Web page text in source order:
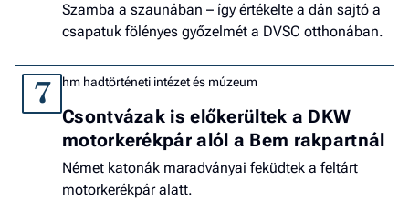
Szamba a szaunában – így értékelte a dán sajtó a
csapatuk fölényes győzelmét a DVSC otthonában.
7 hm hadtörténeti intézet és múzeum
Csontvázak is előkerültek a DKW
motorkerékpár alól a Bem rakpartnál
Német katonák maradványai feküdtek a feltárt
motorkerékpár alatt.